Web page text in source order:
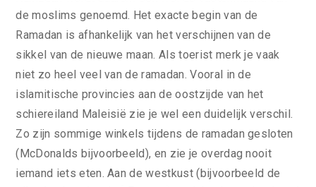
de moslims genoemd. Het exacte begin van de
Ramadan is afhankelijk van het verschijnen van de
sikkel van de nieuwe maan. Als toerist merk je vaak
niet zo heel veel van de ramadan. Vooral in de
islamitische provincies aan de oostzijde van het
schiereiland Maleisië zie je wel een duidelijk verschil.
Zo zijn sommige winkels tijdens de ramadan gesloten
(McDonalds bijvoorbeeld), en zie je overdag nooit
iemand iets eten. Aan de westkust (bijvoorbeeld de